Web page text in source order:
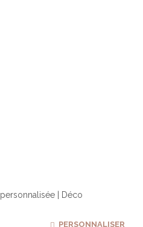
| Déco
PERSONNALISER